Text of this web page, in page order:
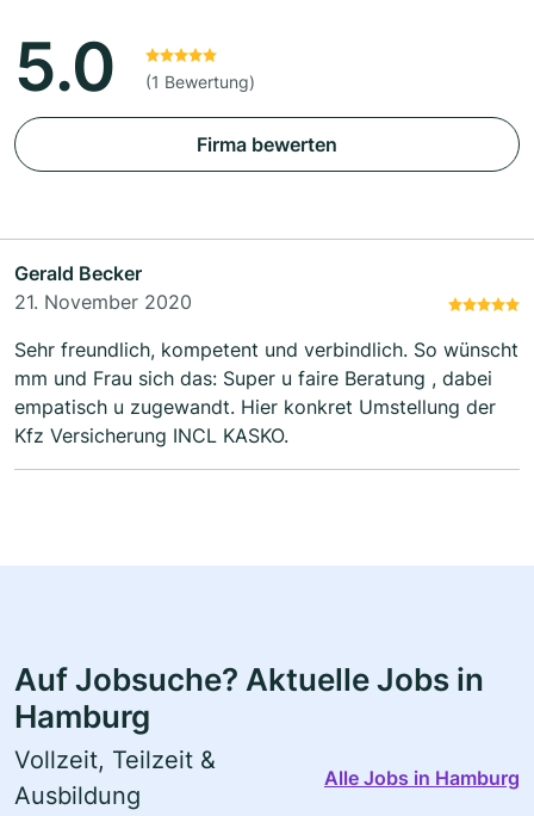
5.0 (1 Bewertung)
Firma bewerten
Gerald Becker
21. November 2020
Sehr freundlich, kompetent und verbindlich. So wünscht
mm und Frau sich das: Super u faire Beratung , dabei
empatisch u zugewandt. Hier konkret Umstellung der
Kfz Versicherung INCL KASKO.
Auf Jobsuche? Aktuelle Jobs in
Hamburg
Vollzeit, Teilzeit &
Ausbildung
Alle Jobs in Hamburg